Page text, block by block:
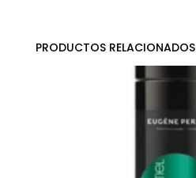
PRODUCTOS RELACIONADOS